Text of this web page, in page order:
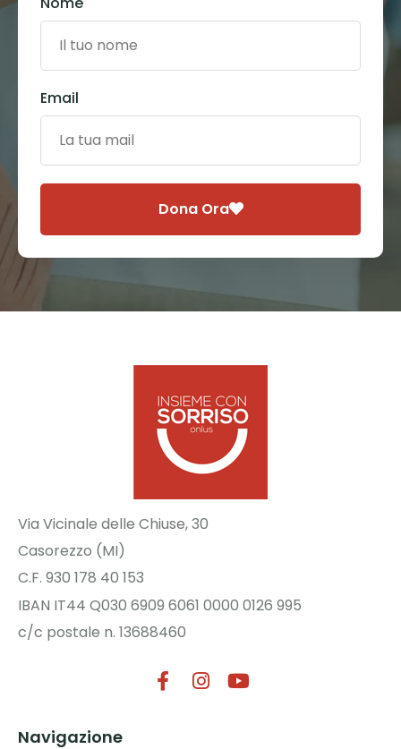
Email
Dona Ora
Via Vicinale delle Chiuse, 30
Casorezzo (MI)
C.F. 930 178 40 153
IBAN IT44 Q030 6909 6061 0000 0126 995
c/c postale n. 13688460
Navigazione